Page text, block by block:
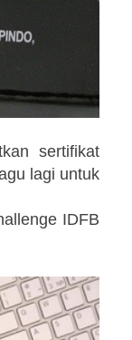
sertifikat
lagi untuk
IDFB